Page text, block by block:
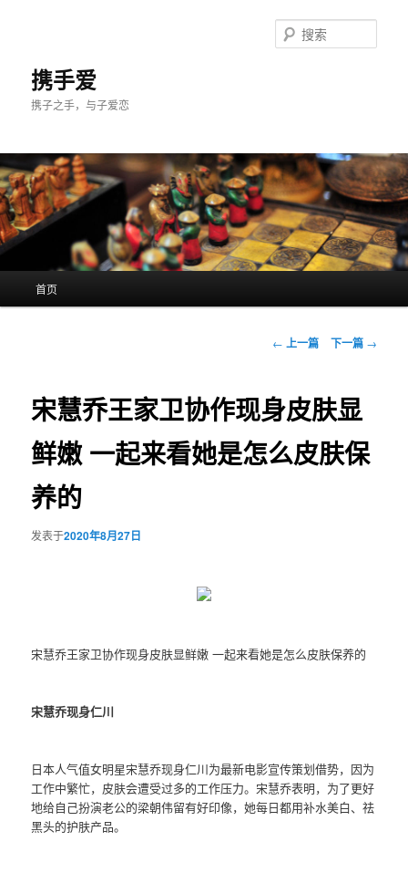
携手爱
携子之手，与子爱恋
索
首页
文
航
← 上一篇 下一篇 →
宋慧乔王家卫协作现身皮肤显
鲜嫩 一起来看她是怎么皮肤保
养的
发表于2020年8月27日
宋慧乔王家卫协作现身皮肤显鲜嫩 一起来看她是怎么皮肤保养的
宋慧乔现身仁川
日本人气值女明星宋慧乔现身仁川为最新电影宣传策划借势，因为
工作中繁忙，皮肤会遭受过多的工作压力。宋慧乔表明，为了更好
地给自己扮演老公的梁朝伟留有好印像，她每日都用补水美白、祛
黑头的护肤产品。